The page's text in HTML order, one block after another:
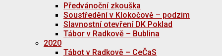
Předvánoční zkouška
Soustředění v Klokočově – podzim
Slavnostní otevření DK Poklad
Tábor v Radkově – Bublina
2020
Tábot v Radkově – CeČaS